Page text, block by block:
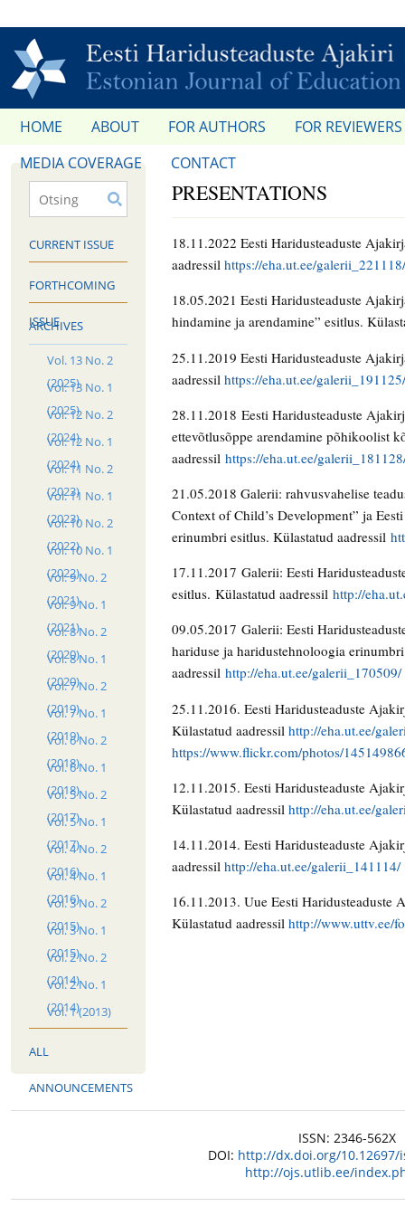
HOME ABOUT FOR AUTHORS
FOR REVIEWERS
MEDIA COVERAGE
CONTACT
CURRENT ISSUE
FORTHCOMING
ISSUE
ARCHIVES
Vol. 13 No. 2
(2025)
Vol. 13 No. 1
(2025)
Vol. 12 No. 2
(2024)
Vol. 12 No. 1
(2024)
Vol. 11 No. 2
(2023)
Vol. 11 No. 1
(2023)
Vol. 10 No. 2
(2022)
Vol. 10 No. 1
(2022)
Vol. 9 No. 2
(2021)
Vol. 9 No. 1
(2021)
Vol. 8 No. 2
(2020)
Vol. 8 No. 1
(2020)
Vol. 7 No. 2
(2019)
Vol. 7 No. 1
(2019)
Vol. 6 No. 2
(2018)
Vol. 6 No. 1
(2018)
Vol. 5 No. 2
(2017)
Vol. 5 No. 1
(2017)
Vol. 4 No. 2
(2016)
Vol. 4 No. 1
(2016)
Vol. 3 No. 2
(2015)
Vol. 3 No. 1
(2015)
Vol. 2 No. 2
(2014)
Vol. 2 No. 1
(2014)
Vol. 1 (2013)
ALL
ANNOUNCEMENTS
PRESENTATIONS
18.11.2022 Eesti Haridusteaduste
aadressilhttps://eha.ut.ee/
18.05.2021 Eesti Haridusteaduste
hindamine ja arendamine” esitlus.
25.11.2019 Eesti Haridusteaduste
aadressilhttps://eha.ut.ee/
28.11.2018 Eesti Haridusteaduste
ettevõtlusõppe arendamine põhikoolist
aadressilhttps://eha.ut.ee/
21.05.2018 Galerii: rahvusvahelise
Context of Child’s Development” ja
erinumbri esitlus. Külastatud aadressil
17.11.2017 Galerii: Eesti
esitlus. Külastatud aadressilhttp://
09.05.2017 Galerii: Eesti
hariduse ja haridustehnoloogia
aadressilhttp://eha.ut.ee/galerii_170509/
25.11.2016. Eesti Haridusteaduste
Külastatud aadressilhttp://eha.ut.ee/
https://www.flickr.com/photos/
12.11.2015. Eesti Haridusteaduste
Külastatud aadressilhttp://eha.ut.ee/
14.11.2014. Eesti Haridusteaduste
aadressilhttp://eha.ut.ee/galerii_141114/
16.11.2013. Uue Eesti Haridusteaduste
Külastatud aadressilhttp://www.uttv.ee/
ISSN: 2346-562X
DOI: http://dx.doi.org/10.12697/
http://ojs.utlib.ee/